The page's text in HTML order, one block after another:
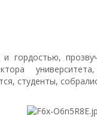
гордостью,
студенты,